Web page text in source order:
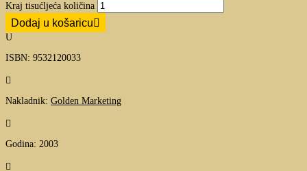
Kraj tisućljeća količina
Dodaj u košaricu
U
ISBN: 9532120033

Nakladnik: Golden Marketing

Godina: 2003
